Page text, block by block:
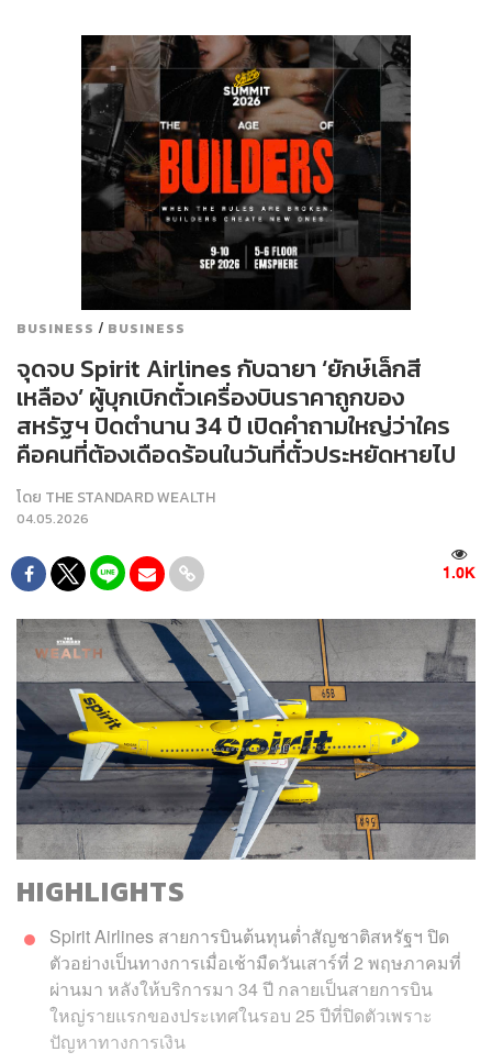
BUSINESS / BUSINESS
จุดจบ Spirit Airlines กับฉายา ‘ยักษ์เล็กสี
เหลือง’ ผู้บุกเบิกตั๋วเครื่องบินราคาถูกของ
สหรัฐฯ ปิดตำนาน 34 ปี เปิดคำถามใหญ่ว่าใคร
คือคนที่ต้องเดือดร้อนในวันที่ตั๋วประหยัดหายไป
โดย THE STANDARD WEALTH
04.05.2026
1.0K
HIGHLIGHTS
Spirit Airlines สายการบินต้นทุนต่ำสัญชาติสหรัฐฯ ปิด
ตัวอย่างเป็นทางการเมื่อเช้ามืดวันเสาร์ที่ 2 พฤษภาคมที่
ผ่านมา หลังให้บริการมา 34 ปี กลายเป็นสายการบิน
ใหญ่รายแรกของประเทศในรอบ 25 ปีที่ปิดตัวเพราะ
ปัญหาทางการเงิน